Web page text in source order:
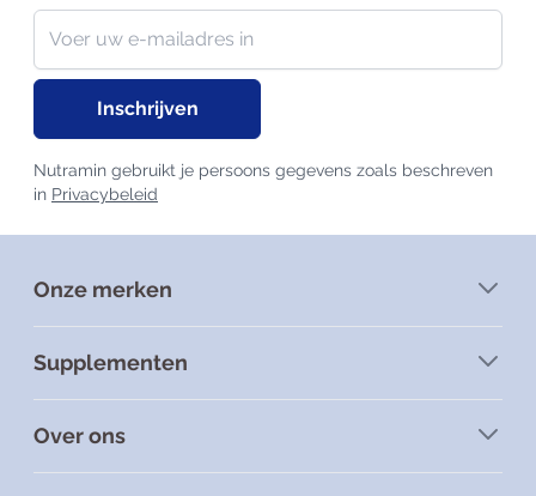
Nieuwsbrief
E-mailadres
Inschrijven
Nutramin gebruikt je persoons gegevens zoals beschreven
in Privacybeleid
Onze merken
Supplementen
Over ons